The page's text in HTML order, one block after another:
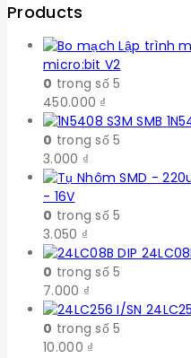
Products
micro:bit V2
0 trong số 5
450.000 ₫
0 trong số 5
3.000 ₫
- 16V
0 trong số 5
3.050 ₫
0 trong số 5
7.000 ₫
0 trong số 5
10.000 ₫